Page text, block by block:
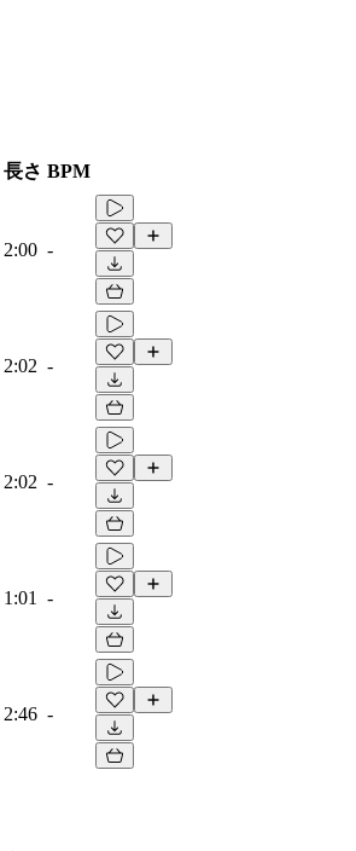
長さ BPM
2:00 -
2:02 -
2:02 -
1:01 -
2:46 -